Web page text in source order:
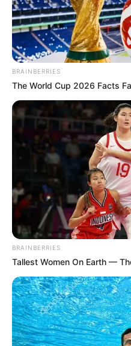
BRAINBERRIES
The World Cup 2026 Facts
BRAINBERRIES
Tallest Women On Earth —